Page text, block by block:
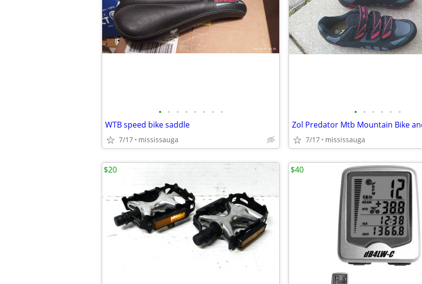
• • • • • • • •
WTB speed bike saddle
7/17 mississauga
• • • • • •
7/17 mississauga
$20 $40